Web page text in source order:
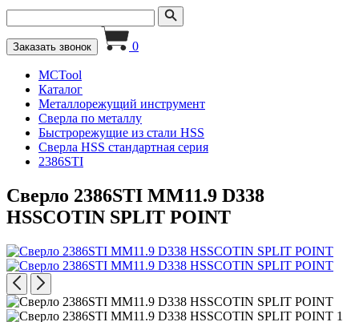
Заказать звонок 0
MCTool
Каталог
Металлорежущий инструмент
Сверла по металлу
Быстрорежущие из стали HSS
Сверла HSS стандартная серия
2386STI
Сверло 2386STI MM11.9 D338
HSSCOTIN SPLIT POINT